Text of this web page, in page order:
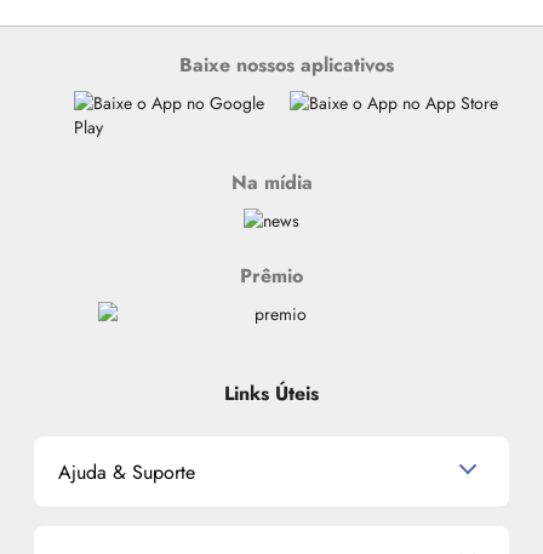
Baixe nossos aplicativos
Na mídia
Prêmio
Links Úteis
Ajuda & Suporte